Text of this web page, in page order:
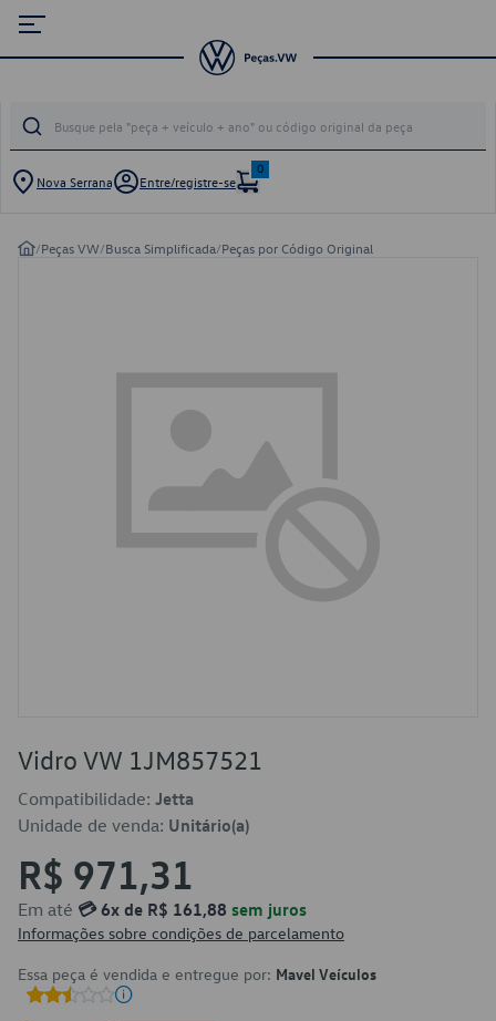
Nova Serrana Entre/registre-se
0
/Peças VW/Busca Simplificada/Peças por Código Original
Vidro VW 1JM857521
Compatibilidade: Jetta
Unidade de venda: Unitário(a)
R$ 971,31
Em até 💳 6x de R$ 161,88 sem juros
Informações sobre condições de parcelamento
Essa peça é vendida e entregue por: Mavel Veículos